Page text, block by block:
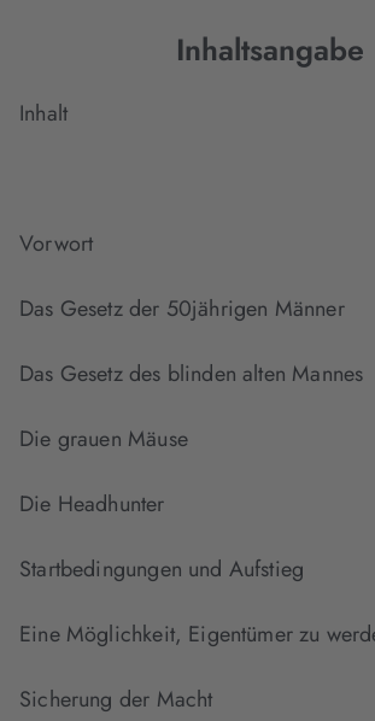
Inhaltsangabe
Inhalt
Vorwort
Das Gesetz der 50jährigen Männer
Das Gesetz des blinden alten Mannes
Die grauen Mäuse
Die Headhunter
Startbedingungen und Aufstieg
Eine Möglichkeit, Eigentümer zu
Sicherung der Macht